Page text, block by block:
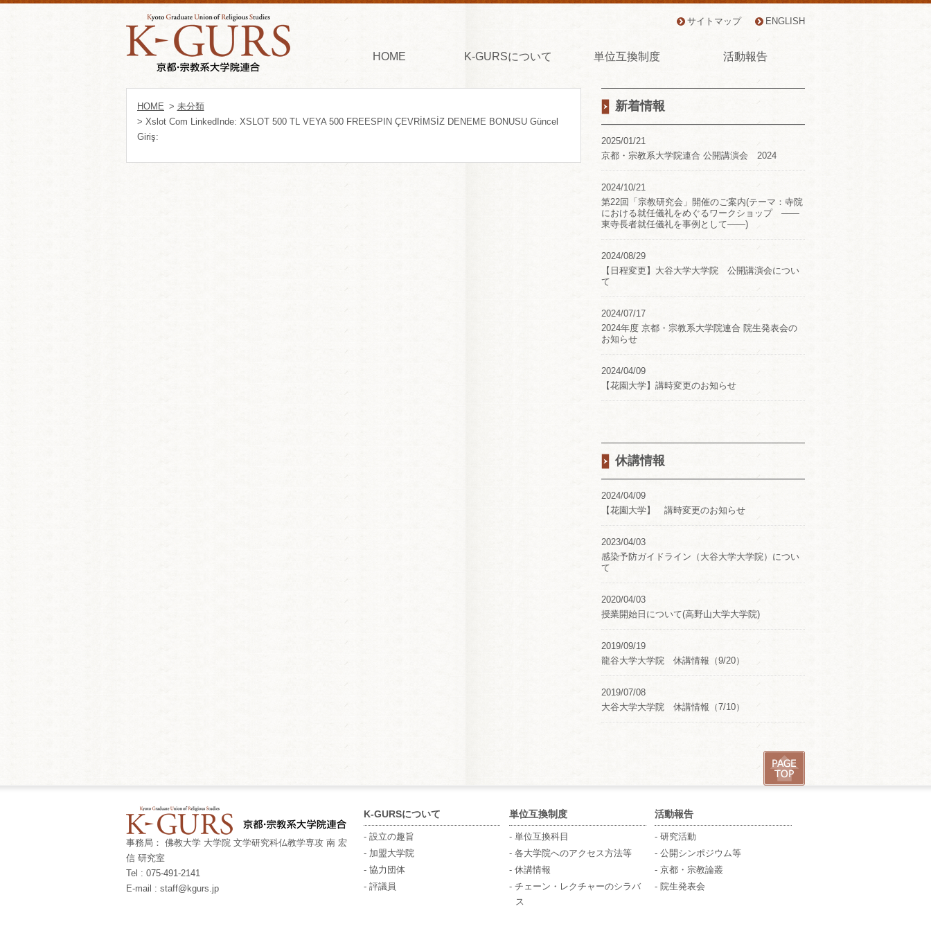
サイトマップ ENGLISH
HOME K-GURSについて 単位互換制度 活動報告
新着情報
2025/01/21
京都・宗教系大学院連合 公開講演会 2024
2024/10/21
第22回「宗教研究会」開催のご案内(テーマ：寺院
における就任儀礼をめぐるワークショップ ――
東寺長者就任儀礼を事例として――)
2024/08/29
【日程変更】大谷大学大学院 公開講演会につい
て
2024/07/17
2024年度 京都・宗教系大学院連合 院生発表会の
お知らせ
2024/04/09
【花園大学】講時変更のお知らせ
休講情報
2024/04/09
【花園大学】 講時変更のお知らせ
2023/04/03
感染予防ガイドライン（大谷大学大学院）につい
て
2020/04/03
授業開始日について(高野山大学大学院)
2019/09/19
龍谷大学大学院 休講情報（9/20）
2019/07/08
大谷大学大学院 休講情報（7/10）
HOME > 未分類
> Xslot Com LinkedInde: XSLOT 500 TL VEYA 500 FREESPIN ÇEVRİMSİZ DENEME BONUSU Güncel
Giriş:
事務局： 佛教大学 大学院 文学研究科仏教学専攻 南 宏
信 研究室
Tel : 075-491-2141
E-mail : staff@kgurs.jp
K-GURSについて
- 設立の趣旨
- 加盟大学院
- 協力団体
- 評議員
単位互換制度
- 単位互換科目
- 各大学院へのアクセス方法等
- 休講情報
- チェーン・レクチャーのシラバ
ス
活動報告
- 研究活動
- 公開シンポジウム等
- 京都・宗教論叢
- 院生発表会